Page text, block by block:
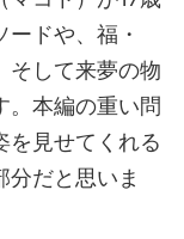
ドや、福・
そして来夢の物
。本編の重い問
を見せてくれる
分だと思いま